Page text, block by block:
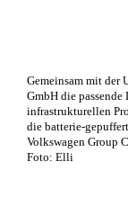
Gemeinsam mit der
GmbH die
infrastrukturellen
die batterie-
Volkswagen Group
Foto: Elli